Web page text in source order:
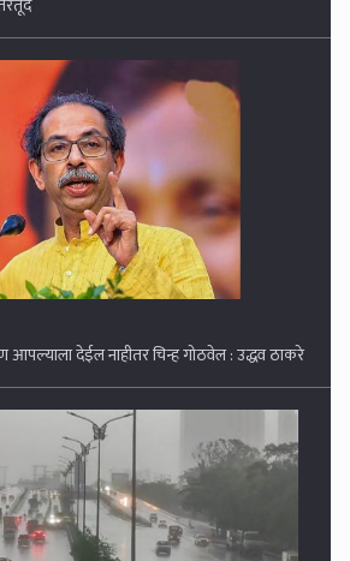
आपल्याला देईल नाहीतर चिन्ह गोठवेल : उद्धव ठाकरे